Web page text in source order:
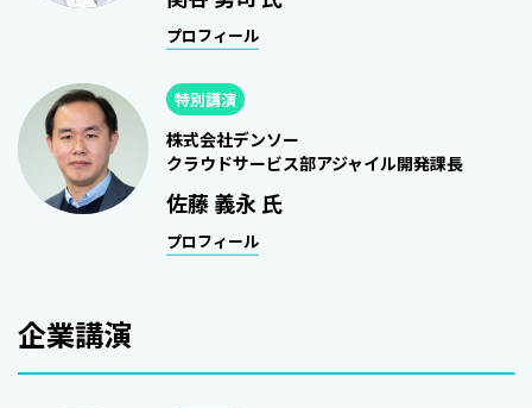
プロフィール
特別講演
株式会社デンソー
クラウドサービス部アジャイル開発課長
佐藤 義永 氏
プロフィール
企業講演